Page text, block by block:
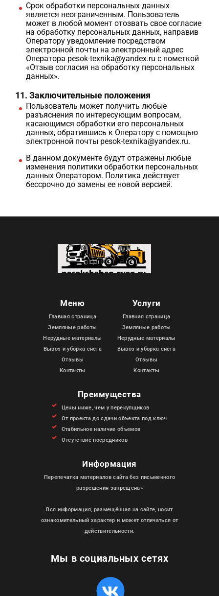
Срок обработки персональных данных
является неограниченным. Пользователь
может в любой момент отозвать свое согласие
на обработку персональных данных, направив
Оператору уведомление посредством
электронной почты на электронный адрес
Оператора pesok-texnika@yandex.ru с пометкой
«Отзыв согласия на обработку персональных
данных».
11. Заключительные положения
Пользователь может получить любые
разъяснения по интересующим вопросам,
касающимся обработки его персональных
данных, обратившись к Оператору с помощью
электронной почты pesok-texnika@yandex.ru.
В данном документе будут отражены любые
изменения политики обработки персональных
данных Оператором. Политика действует
бессрочно до замены ее новой версией.
Мы в социальных сетях
Меню
Главная страница
Земляные работы
Нерудные материалы
Вывоз и уборка снега
Отзывы
Контакты
Услуги
Главная страница
Земляные работы
Нерудные материалы
Вывоз и уборка снега
Отзывы
Контакты
Преимущества
Цены ниже, чем у перекупщиков
От проекта до сдачи объекта под ключ
Стабильное наличие объемов
Отсутствие посредников
Информация
Перепечатка материалов сайта без письменного
разрешения запрещена»
Вся информация, размещённая на сайте, носит
ознакомительный характер и может отличаться от
действительности.